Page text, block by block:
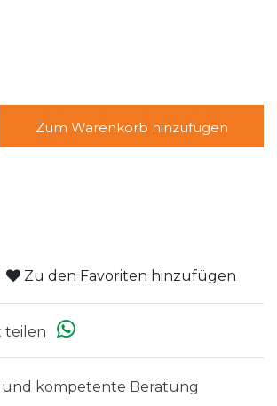
Zum Warenkorb hinzufügen
Zu den Favoriten hinzufügen
teilen
und kompetente Beratung